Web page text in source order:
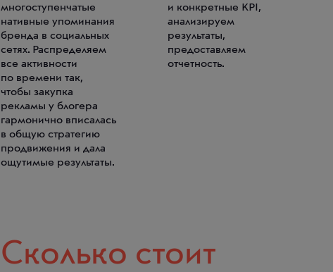
многоступенчатые
нативные упоминания
бренда в социальных
сетях. Распределяем
все активности
по времени так,
чтобы закупка
рекламы у блогера
гармонично вписалась
в общую стратегию
продвижения и дала
ощутимые результаты.
и конкретные KPI,
анализируем
результаты,
предоставляем
отчетность.
Сколько стоит